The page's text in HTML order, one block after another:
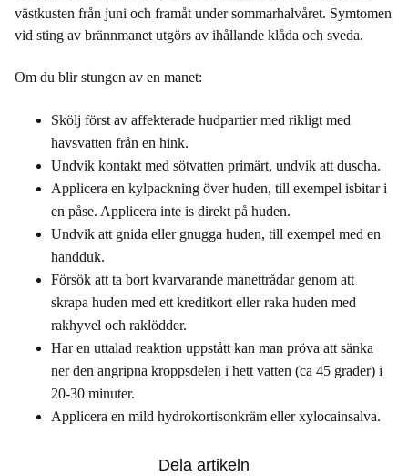
västkusten från juni och framåt under sommarhalvåret. Symtomen
vid sting av brännmanet utgörs av ihållande klåda och sveda.
Om du blir stungen av en manet:
Skölj först av affekterade hudpartier med rikligt med
havsvatten från en hink.
Undvik kontakt med sötvatten primärt, undvik att duscha.
Applicera en kylpackning över huden, till exempel isbitar i
en påse. Applicera inte is direkt på huden.
Undvik att gnida eller gnugga huden, till exempel med en
handduk.
Försök att ta bort kvarvarande manettrådar genom att
skrapa huden med ett kreditkort eller raka huden med
rakhyvel och raklödder.
Har en uttalad reaktion uppstått kan man pröva att sänka
ner den angripna kroppsdelen i hett vatten (ca 45 grader) i
20-30 minuter.
Applicera en mild hydrokortisonkräm eller xylocainsalva.
Dela artikeln